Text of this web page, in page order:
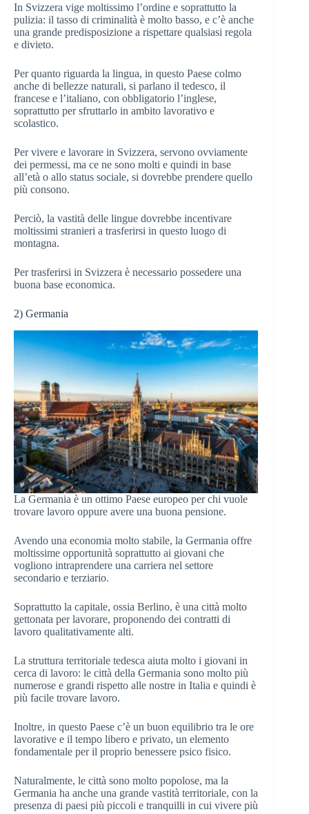
In Svizzera vige moltissimo l’ordine e soprattutto la
pulizia: il tasso di criminalità è molto basso, e c’è anche
una grande predisposizione a rispettare qualsiasi regola
e divieto.
Per quanto riguarda la lingua, in questo Paese colmo
anche di bellezze naturali, si parlano il tedesco, il
francese e l’italiano, con obbligatorio l’inglese,
soprattutto per sfruttarlo in ambito lavorativo e
scolastico.
Per vivere e lavorare in Svizzera, servono ovviamente
dei permessi, ma ce ne sono molti e quindi in base
all’età o allo status sociale, si dovrebbe prendere quello
più consono.
Perciò, la vastità delle lingue dovrebbe incentivare
moltissimi stranieri a trasferirsi in questo luogo di
montagna.
Per trasferirsi in Svizzera è necessario possedere una
buona base economica.
2) Germania
La Germania è un ottimo Paese europeo per chi vuole
trovare lavoro oppure avere una buona pensione.
Avendo una economia molto stabile, la Germania offre
moltissime opportunità soprattutto ai giovani che
vogliono intraprendere una carriera nel settore
secondario e terziario.
Soprattutto la capitale, ossia Berlino, è una città molto
gettonata per lavorare, proponendo dei contratti di
lavoro qualitativamente alti.
La struttura territoriale tedesca aiuta molto i giovani in
cerca di lavoro: le città della Germania sono molto più
numerose e grandi rispetto alle nostre in Italia e quindi è
più facile trovare lavoro.
Inoltre, in questo Paese c’è un buon equilibrio tra le ore
lavorative e il tempo libero e privato, un elemento
fondamentale per il proprio benessere psico fisico.
Naturalmente, le città sono molto popolose, ma la
Germania ha anche una grande vastità territoriale, con la
presenza di paesi più piccoli e tranquilli in cui vivere più